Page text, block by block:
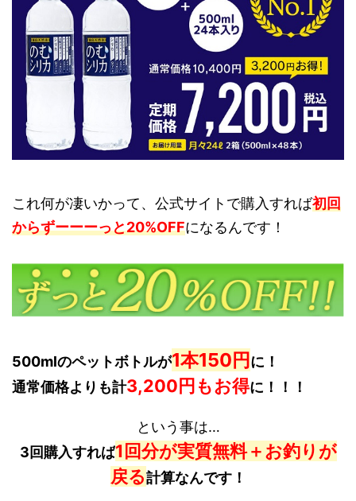
これ何が凄いかって、公式サイトで購入すれば初回
からずーーーっと20%OFFになるんです！
500mlのペットボトルが1本150円に！
通常価格よりも計3,200円もお得に！！！
という事は…
3回購入すれば1回分が実質無料＋お釣りが
戻る計算なんです！